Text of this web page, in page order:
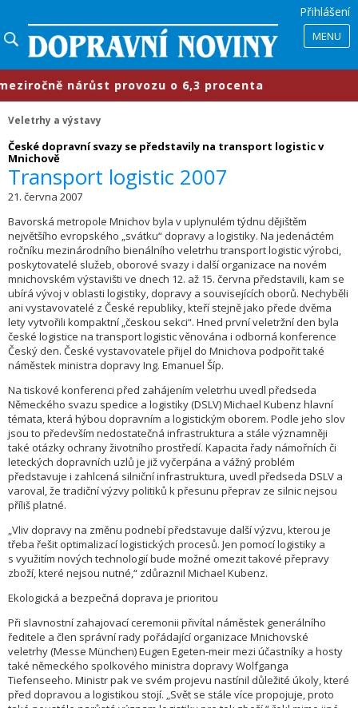
Přihlášení
MENU
nárůst provozu o 6,3 procenta
Veletrhy a výstavy
České dopravní svazy se představily na transport logistic v
Mnichově
Transport logistic 2007
21. června 2007
Bavorská metropole Mnichov byla v uplynulém týdnu dějištěm
největšího evropského „svátku“ dopravy a logistiky. Na jedenáctém
ročníku mezinárodního bienálního veletrhu transport logistic výrobci,
poskytovatelé služeb, oborové svazy i další organizace na novém
mnichovském výstavišti ve dnech 12. až 15. června představili, kam se
ubírá vývoj v oblasti logistiky, dopravy a souvisejících oborů. Nechyběli
ani vystavovatelé z České republiky, kteří stejně jako přede dvěma
lety vytvořili kompaktní „českou sekci“. Hned první veletržní den byla
české logistice na transport logistic věnována i odborná konference
Český den. České vystavovatele přijel do Mnichova podpořit také
náměstek ministra dopravy Ing. Emanuel Šíp.
Na tiskové konferenci před zahájením veletrhu uvedl předseda
Německého svazu spedice a logistiky (DSLV) Michael Kubenz hlavní
témata, která hýbou dopravním a logistickým oborem. Podle jeho slov
jsou to především nedostatečná infrastruktura a stále významněji
také otázky ochrany životního prostředí. Kapacita řady námořních či
leteckých dopravních uzlů je již vyčerpána a vážný problém
představuje i zahlcená silniční infrastruktura, uvedl předseda DSLV a
varoval, že tradiční výzvy politiků k přesunu přeprav ze silnic nejsou
příliš platné.
„Vliv dopravy na změnu podnebí představuje další výzvu, kterou je
třeba řešit optimalizací logistických procesů. Jen pomocí logistiky a
s využitím nových technologií bude možné omezit takové přepravy
zboží, které nejsou nutné,“ zdůraznil Michael Kubenz.
Ekologická a bezpečná doprava je prioritou
Při slavnostní zahajovací ceremonii přivítal náměstek generálního
ředitele a člen správní rady pořádající organizace Mnichovské
veletrhy (Messe München) Eugen Egeten-meir mezi účastníky a hosty
také německého spolkového ministra dopravy Wolfganga
Tiefenseeho. Ministr pak ve svém projevu nastínil důležité úkoly, které
před dopravou a logistikou stojí. „Svět se stále více propojuje, proto